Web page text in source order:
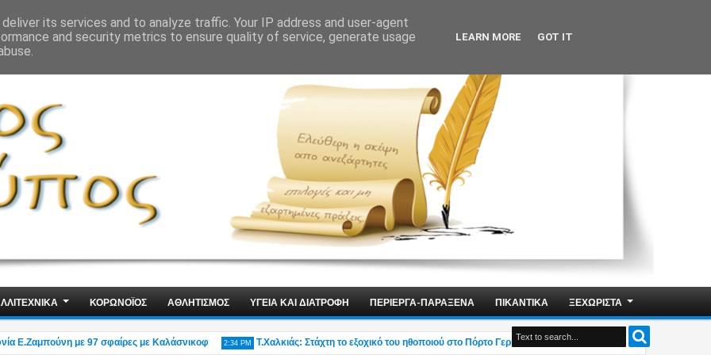
ΚΟΡΩΝΟΪΟΣ ΑΘΛΗΤΙΣΜΟΣ ΥΓΕΙΑ ΚΑΙ ΔΙΑΤΡΟΦΗ ΠΕΡΙΕΡΓΑ-ΠΑΡΑΞΕΝΑ ΠΙΚΑΝΤΙΚΑ ΞΕΧΩΡΙΣΤΑ
με 97 σφαίρες με Καλάσνικοφ 2:34 PM Τ.Χαλκιάς: Στάχτη το εξοχικό του ηθοποιού στο Πόρτο Γερμενό – Η ανάρτηση του γιου του (photo)
its services and to analyze traffic. Your IP address and user-agent
and security metrics to ensure quality of service, generate usage
LEARN MORE GOT IT